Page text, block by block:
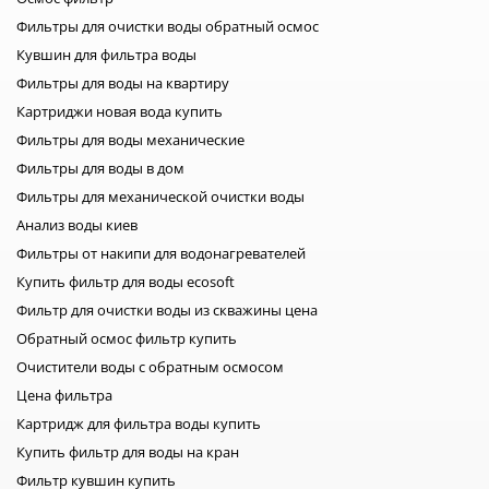
осмоса или простой фильтр под мойку? И сколько все это
будет стоить? И это только некоторые вопросы. Очень
часто покупатели фильтра для воды из скважины думают,
что в их воде избыток железа, а по-факту присутствуют
отложения солей жесткости. Можно написать множество
удаление сероводорода очистка воды в коттедже из
скважины Но, лучшее решение — это обращение к
специалистам нашего магазина фильтров и оборудования
по водоочистке! Мы сможем в полной мере раскрыть вам
все варианты решения проблемы чистой воды и купить
фильтр для скважины, оптимально подходящий под ваши
условия. Звоните к нам в любой день недели и
договоритесь о встрече!
Фильтры для очистки воды обратный осмос
Кувшин для фильтра воды
Фильтры для воды на квартиру
Картриджи новая вода купить
Фильтры для воды механические
Фильтры для воды в дом
Фильтры для механической очистки воды
Анализ воды киев
Фильтры от накипи для водонагревателей
Купить фильтр для воды ecosoft
Фильтр для очистки воды из скважины цена
Обратный осмос фильтр купить
Очистители воды с обратным осмосом
Цена фильтра
Картридж для фильтра воды купить
Купить фильтр для воды на кран
Фильтр кувшин купить